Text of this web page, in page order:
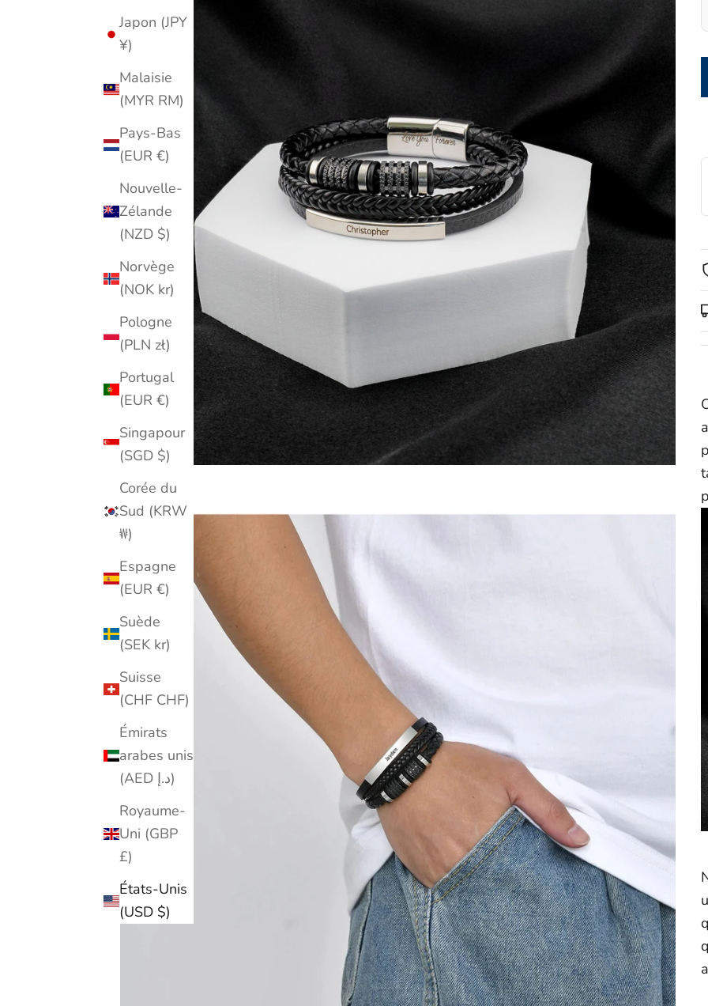
Japon (JPY
¥)
Malaisie
(MYR RM)
Pays-Bas
(EUR €)
Nouvelle-
Zélande
(NZD $)
Norvège
(NOK kr)
Pologne
(PLN zł)
Portugal
(EUR €)
Singapour
(SGD $)
Corée du
Sud (KRW
₩)
Espagne
(EUR €)
Suède
(SEK kr)
Suisse
(CHF CHF)
Émirats
arabes unis
(AED د.إ)
Royaume-
Uni (GBP
£)
États-Unis
(USD $)